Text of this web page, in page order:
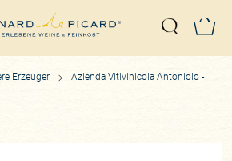
Suche
Erzeuger
Azienda Vitivinicola Antoniolo -